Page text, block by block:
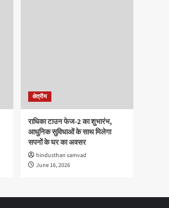
क्षेत्रीय
राधिका टाउन फेज-2 का शुभारंभ,
आधुनिक सुविधाओं के साथ मिलेगा
सपनों के घर का अवसर
hindusthan samvad
June 16, 2026